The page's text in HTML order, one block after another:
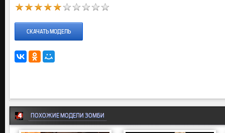
СКАЧАТЬ МОДЕЛЬ
ПОХОЖИЕ МОДЕЛИ ЗОМБИ